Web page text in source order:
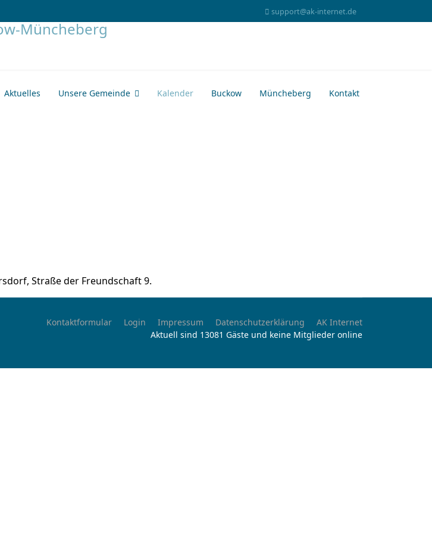
support@ak-internet.de
Aktuelles Unsere Gemeinde Kalender Buckow Müncheberg Kontakt
Straße der Freundschaft 9.
Kontaktformular Login Impressum Datenschutzerklärung
AK Internet
Aktuell sind 13081 Gäste und keine Mitglieder online